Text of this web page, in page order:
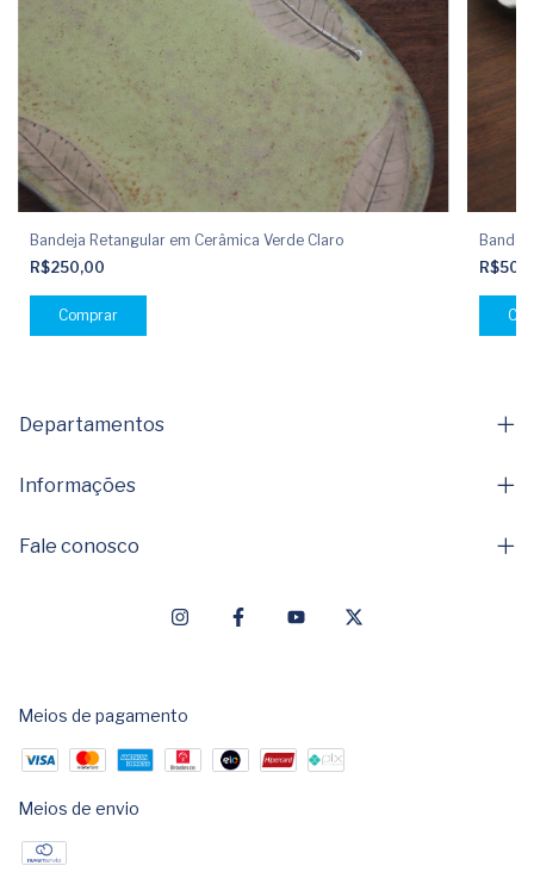
Bandeja Retangular em Cerâmica Verde Claro
R$250,00
Departamentos
Informações
Fale conosco
Meios de pagamento
Meios de envio